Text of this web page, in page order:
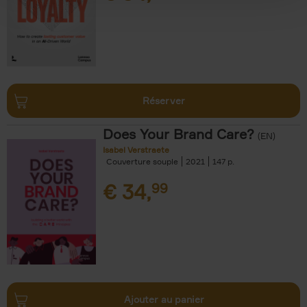
Réserver
Does Your Brand Care? (EN)
Isabel Verstraete
Couverture souple
2021 147
€ 34,99
Ajouter au panier